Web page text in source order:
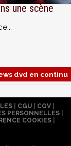
une scène
dvd en continu
| CGU| CGV|
PERSONNELLES
COOKIES